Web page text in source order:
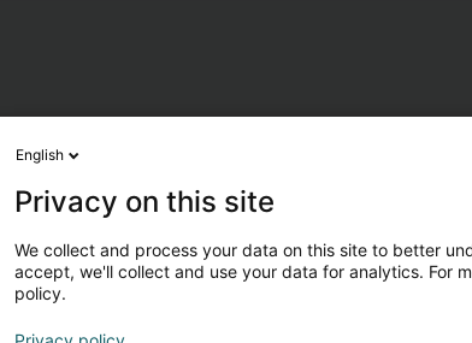
English
Privacy on this site
We collect and process your data on this site to better
accept, we'll collect and use your data for analytics. For
policy.